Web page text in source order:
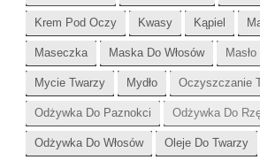
Krem Pod Oczy Kwasy Kąpiel
Maseczka Maska Do Włosów Masło
Mycie Twarzy Mydło Oczyszczanie
Odżywka Do Paznokci Odżywka Do
Odżywka Do Włosów Oleje Do Twarzy